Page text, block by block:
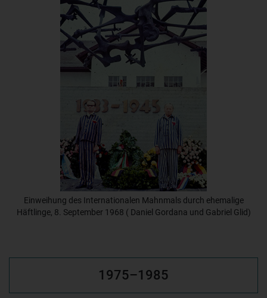
Einweihung des Internationalen Mahnmals durch ehemalige
Häftlinge, 8. September 1968 ( Daniel Gordana und Gabriel Glid)
1975–1985